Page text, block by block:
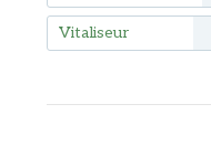
Vitaliseur